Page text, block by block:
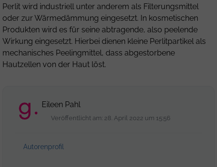
Perlit wird industriell unter anderem als Filterungsmittel
oder zur Wärmedämmung eingesetzt. In kosmetischen
Produkten wird es für seine abtragende, also peelende
Wirkung eingesetzt. Hierbei dienen kleine Perlitpartikel als
mechanisches Peelingmittel, dass abgestorbene
Hautzellen von der Haut löst.
Eileen Pahl
Veröffentlicht am: 28. April 2022 um 15:56
Autorenprofil